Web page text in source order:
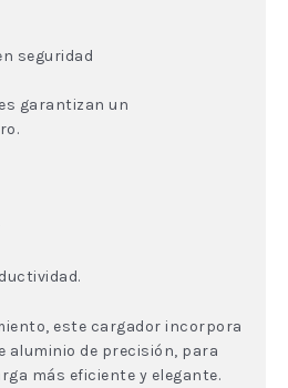
seguridad
garantizan un
este cargador incorpora
aluminio de precisión, para
más eficiente y elegante.